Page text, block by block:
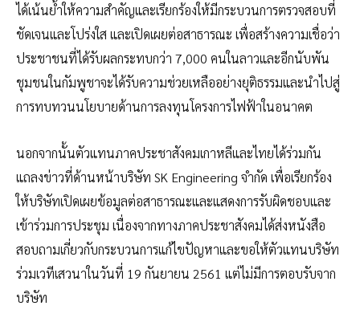
ได้เน้นย้ำให้ความสำคัญและเรียกร้องให้มีกระบวนการตรวจสอบที่
ชัดเจนและโปร่งใส และเปิดเผยต่อสาธารณะ เพื่อสร้างความเชื่อว่า
ประชาชนที่ได้รับผลกระทบกว่า 7,000 คนในลาวและอีกนับพัน
ชุมชนในกัมพูชาจะได้รับความช่วยเหลืออย่างยุติธรรมและนำไปสู่
การทบทวนนโยบายด้านการลงทุนโครงการไฟฟ้าในอนาคต
นอกจากนั้นตัวแทนภาคประชาสังคมเกาหลีและไทยได้ร่วมกัน
แถลงข่าวที่ด้านหน้าบริษัท SK Engineering จำกัด เพื่อเรียกร้อง
ให้บริษัทเปิดเผยข้อมูลต่อสาธารณะและแสดงการรับผิดชอบและ
เข้าร่วมการประชุม เนื่องจากทางภาคประชาสังคมได้ส่งหนังสือ
สอบถามเกี่ยวกับกระบวนการแก้ไขปัญหาและขอให้ตัวแทนบริษัท
ร่วมเวทีเสวนาในวันที่ 19 กันยายน 2561 แต่ไม่มีการตอบรับจาก
บริษัท